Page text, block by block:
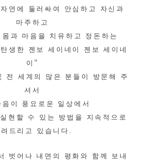
연에 둘러싸여 안심하고 자신과
마주하고
과 마음을 치유하고 정돈하는
생한 젠보 세이네이 젠보 세이네
이"
전 세계의 많은 분들이 방문해 주
셔서
이 풍요로운 일상에서
할 수 있는 방법을 지속적으로
드리고 있습니다.
벗어나 내면의 평화와 함께 보내